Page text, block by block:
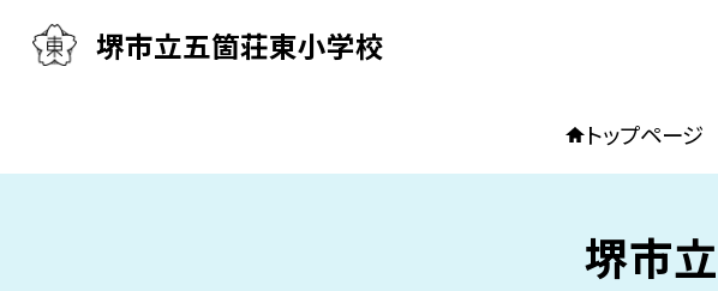
堺市立五箇荘東小学校
トップページ
堺市